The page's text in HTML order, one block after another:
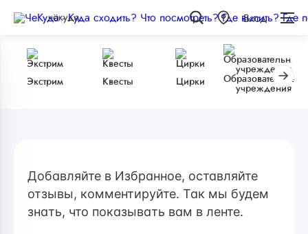
чёкуда Вход
Экстрим Квесты Цирки
Образовательные
учреждения
Добавляйте в Избранное, оставляйте
отзывы, комментируйте. Так мы будем
знать, что показывать вам в ленте.